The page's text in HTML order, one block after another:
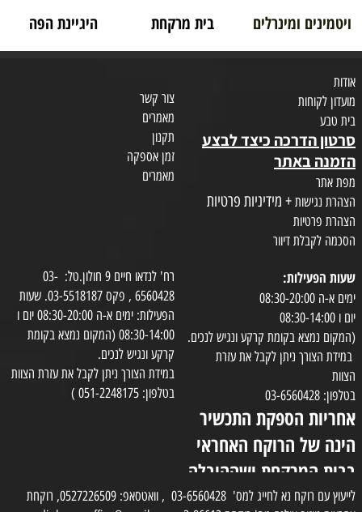
ויטמינים ומינרלים בית מרקחת היגיינת הפה
אודות
מועדון לקוחות
בית טבע
סרטון הדרכה כיצד לבצע
הזמנה באתר
מפת אתר
הצהרת נגישות + מידיניות פרטיות
הצהרת פרטיות
הסכמה לקבלת דיוור
צור קשר
מאמרים
תקנון
זמן אספקה
מאמרים
שעות הפעילות:
ימים א-ה 08:30-20:00
יום ו 08:30-14:00
(המקום נמצא בקומת קרקע ונגיש לנכים.
במידת הצורך ניתן לקבל את עזרת
הצוות
בטלפון: 03-6560428
אחריות הספקת התכשיר
הינה של הרוקח האחראי
בבית המרקחת ושההובלה
בפועל תעשה בעזרת
רח' לנדאו חיים 9 חולון.טל: 03-
6560428 , פקס 03-5518187. שעות
הפעילות: ימים א-ה 08:30-20:00 יום ו
08:30-14:00 (המקום נמצא בקומת
קרקע ונגיש לנכים.
במידת הצורך ניתן לקבל את עזרת הצוות
בטלפון: 051-2248175 )
לייעוץ עם רוקח נא לחייג למס' 03-6560428 , וואטסאפ: 0527226509, רוקחת